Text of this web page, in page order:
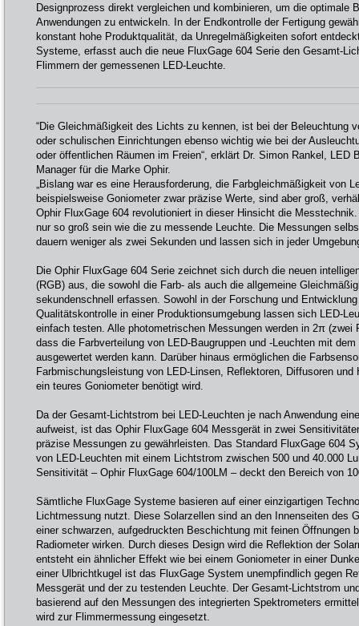
Designprozess direkt vergleichen und kombinieren, um die optimale
Anwendungen zu entwickeln. In der Endkontrolle der Fertigung
konstant hohe Produktqualität, da Unregelmäßigkeiten sofort
Systeme, erfasst auch die neue FluxGage 604 Serie den Gesamt-
Flimmern der gemessenen LED-Leuchte.
“Die Gleichmäßigkeit des Lichts zu kennen, ist bei der Beleuchtung
oder schulischen Einrichtungen ebenso wichtig wie bei der
oder öffentlichen Räumen im Freien“, erklärt Dr. Simon Rankel, LED
Manager für die Marke Ophir.
„Bislang war es eine Herausforderung, die Farbgleichmäßigkeit von
beispielsweise Goniometer zwar präzise Werte, sind aber groß,
Ophir FluxGage 604 revolutioniert in dieser Hinsicht die
nur so groß sein wie die zu messende Leuchte. Die Messungen
dauern weniger als zwei Sekunden und lassen sich in jeder
Die Ophir FluxGage 604 Serie zeichnet sich durch die neuen
(RGB) aus, die sowohl die Farb- als auch die allgemeine
sekundenschnell erfassen. Sowohl in der Forschung und
Qualitätskontrolle in einer Produktionsumgebung lassen sich LED-
einfach testen. Alle photometrischen Messungen werden in 2π (zwei
dass die Farbverteilung von LED-Baugruppen und -Leuchten mit
ausgewertet werden kann. Darüber hinaus ermöglichen die
Farbmischungsleistung von LED-Linsen, Reflektoren, Diffusoren und
ein teures Goniometer benötigt wird.
Da der Gesamt-Lichtstrom bei LED-Leuchten je nach Anwendung
aufweist, ist das Ophir FluxGage 604 Messgerät in zwei
präzise Messungen zu gewährleisten. Das Standard FluxGage 604
von LED-Leuchten mit einem Lichtstrom zwischen 500 und 40.000
Sensitivität – Ophir FluxGage 604/100LM – deckt den Bereich von
Sämtliche FluxGage Systeme basieren auf einer einzigartigen
Lichtmessung nutzt. Diese Solarzellen sind an den Innenseiten des
einer schwarzen, aufgedruckten Beschichtung mit feinen Öffnungen
Radiometer wirken. Durch dieses Design wird die Reflektion der
entsteht ein ähnlicher Effekt wie bei einem Goniometer in einer
einer Ulbrichtkugel ist das FluxGage System unempfindlich gegen
Messgerät und der zu testenden Leuchte. Der Gesamt-Lichtstrom
basierend auf den Messungen des integrierten Spektrometers
wird zur Flimmermessung eingesetzt.